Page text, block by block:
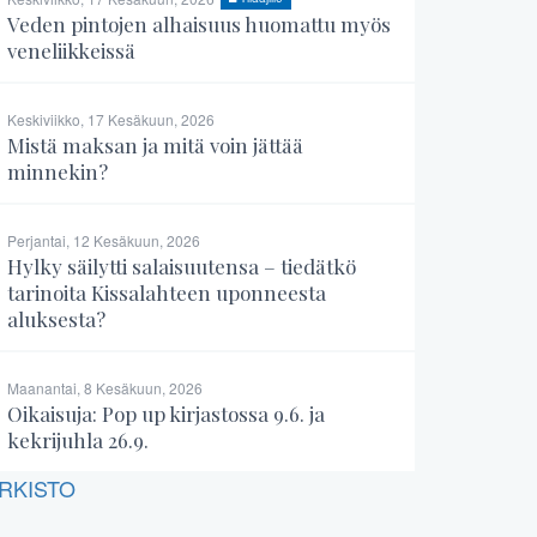
Veden pintojen alhaisuus huomattu myös
veneliikkeissä
Keskiviikko, 17 Kesäkuun, 2026
Mistä maksan ja mitä voin jättää
minnekin?
Perjantai, 12 Kesäkuun, 2026
Hylky säilytti salaisuutensa – tiedätkö
tarinoita Kissalahteen uponneesta
aluksesta?
Maanantai, 8 Kesäkuun, 2026
Oikaisuja: Pop up kirjastossa 9.6. ja
kekrijuhla 26.9.